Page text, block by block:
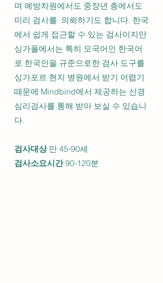
며 예방차원에서도 중장년 층에서도
미리 검사를  의뢰하기도 합니다. 한국
에서 쉽게 접근할 수 있는 검사이지만
싱가폴에서는 특히 모국어인 한국어
로 한국인을 규준으로한 검사 도구를
싱가포르 현지 병원에서 받기 어렵기
때문에 Mindbind에서 제공하는 신경
심리검사를 통해 받아 보실 수 있습니
다.
검사대상 만 45-90세
검사소요시간 90-120분